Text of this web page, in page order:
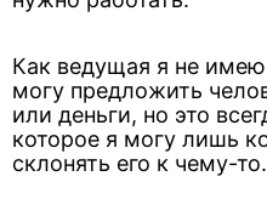
Как ведущая я не
могу предложить
или деньги, но это
которое я могу лишь
склонять его к чему-то.